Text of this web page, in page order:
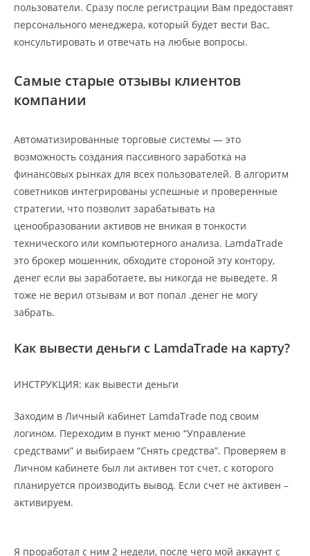
пользователи. Сразу после регистрации Вам предоставят
персонального менеджера, который будет вести Вас,
консультировать и отвечать на любые вопросы.
Самые старые отзывы клиентов
компании
Автоматизированные торговые системы — это
возможность создания пассивного заработка на
финансовых рынках для всех пользователей. В алгоритм
советников интегрированы успешные и проверенные
стратегии, что позволит зарабатывать на
ценообразовании активов не вникая в тонкости
технического или компьютерного анализа. LamdaTrade
это брокер мошенник, обходите стороной эту контору,
денег если вы заработаете, вы никогда не выведете. Я
тоже не верил отзывам и вот попал .денег не могу
забрать.
Как вывести деньги с LamdaTrade на карту?
ИНСТРУКЦИЯ: как вывести деньги
Заходим в Личный кабинет LamdaTrade под своим
логином. Переходим в пункт меню “Управление
средствами” и выбираем “Снять средства”. Проверяем в
Личном кабинете был ли активен тот счет, с которого
планируется производить вывод. Если счет не активен –
активируем.
Я проработал с ним 2 недели, после чего мой аккаунт с